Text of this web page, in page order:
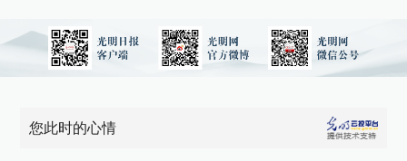
您此时的心情